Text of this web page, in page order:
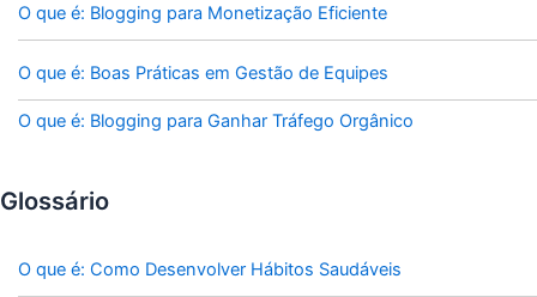
O que é: Blogging para Monetização Eficiente
O que é: Boas Práticas em Gestão de Equipes
O que é: Blogging para Ganhar Tráfego Orgânico
Glossário
O que é: Como Desenvolver Hábitos Saudáveis